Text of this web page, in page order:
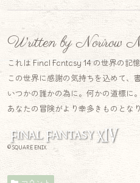
Written by Norirow
これは Final Fantasy 14 の世界の記
この世界に感謝の気持ちを込めて、
いつかの誰かの為に。何かの道標に
あなたの冒険がより幸多きものとな
© SQUARE ENIX